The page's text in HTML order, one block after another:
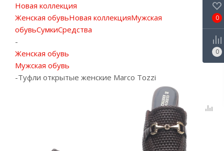
Новая коллекция
Женская обувьНовая коллекцияМужская
обувьСумкиСредства
-
Женская обувь
Мужская обувь
-Туфли открытые женские Marco Tozzi
0
0